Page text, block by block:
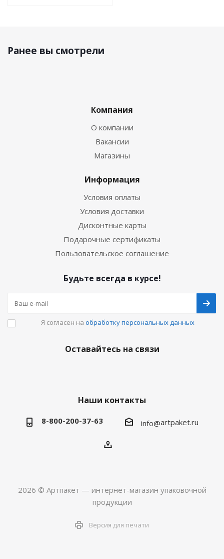
Ранее вы смотрели
Компания
О компании
Вакансии
Магазины
Информация
Условия оплаты
Условия доставки
Дисконтные карты
Подарочные сертификаты
Пользовательское соглашение
Будьте всегда в курсе!
Я согласен на обработку персональных данных
Оставайтесь на связи
Наши контакты
8-800-200-37-63 info@artpaket.ru
2026 © Артпакет — интернет-магазин упаковочной
продукции
Версия для печати